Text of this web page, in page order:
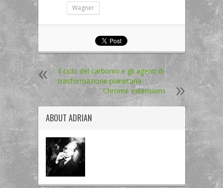
Wagner
Il ciclo del carbonio e gli agenti di
trasformazione planetaria
Chrome extensions
ABOUT ADRIAN